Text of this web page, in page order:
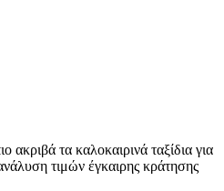
ακριβά τα καλοκαιρινά ταξίδια για
τιμών έγκαιρης κράτησης